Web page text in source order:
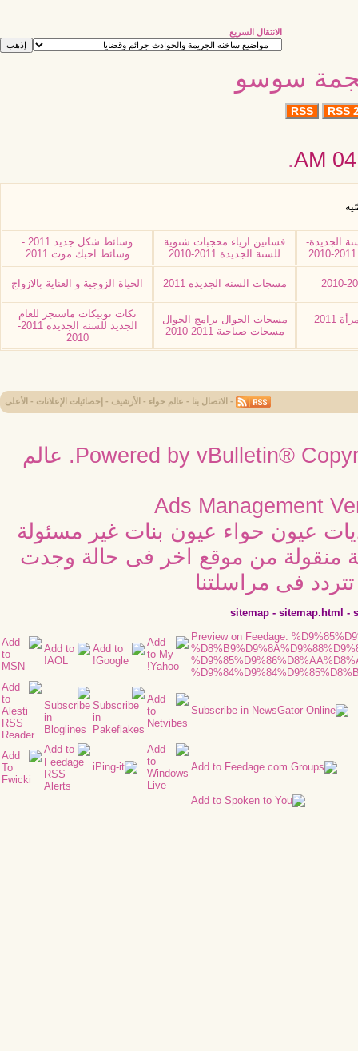
الانتقال السريع
سوسو
RSS RSS
.
الجديدة-
فساتين ازياء محجبات شتوية
للسنة الجديدة 2011-2010
وسائط شكل جديد 2011 -
وسائط احبك موت 2011
مسجات السنه الجديده 2011 الحياة الزوجية و العناية بالازواج
وظائف نسائية اعمال للمرأة 2011-
مسجات الجوال برامج الجوال
مسجات صباحية 2011-2010
نكات توبيكات ماسنجر للعام
الجديد للسنة الجديدة 2011-
2010
- الاتصال بنا - عالم حواء - الأرشيف - إحصائيات الإعلانات - الأعلى
Powered by vBulletin® عالم
Ads Management
عيون حواء عيون بنات غير مسئولة
منقولة من موقع اخر فى حالة وجدت
فى مراسلتنا
sitemap - sitemap.html -